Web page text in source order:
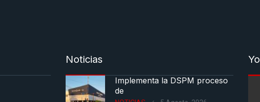
Noticias
Implementa la DSPM proceso
de